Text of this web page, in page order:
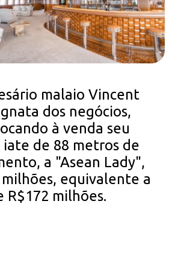
malaio Vincent
dos negócios,
à venda seu
iate de 88 metros de
a "Asean Lady",
equivalente a
R$172 milhões.